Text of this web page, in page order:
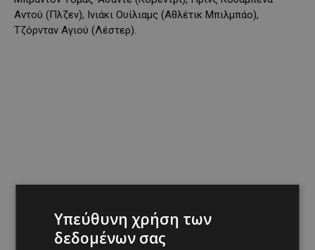
Aντού (Πλζεν), Ινιάκι Ουίλιαμς (Αθλέτικ Μπιλμπάο),
Τζόρνταν Αγιού (Λέστερ).
Υπεύθυνη χρήση των
δεδομένων σας